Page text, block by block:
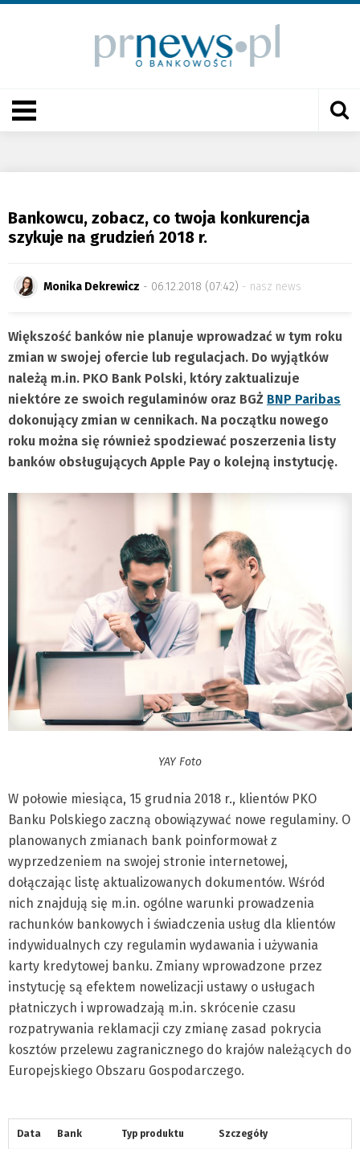
Bankowcu, zobacz, co twoja konkurencja
szykuje na grudzień 2018 r.
Monika Dekrewicz - 06.12.2018 (07:42) nasz news
Większość banków nie planuje wprowadzać w tym roku
zmian w swojej ofercie lub regulacjach. Do wyjątków
należą m.in. PKO Bank Polski, który zaktualizuje
niektóre ze swoich regulaminów oraz BGŻ BNP Paribas
dokonujący zmian w cennikach. Na początku nowego
roku można się również spodziewać poszerzenia listy
banków obsługujących Apple Pay o kolejną instytucję.
YAY Foto
W połowie miesiąca, 15 grudnia 2018 r., klientów PKO
Banku Polskiego zaczną obowiązywać nowe regulaminy. O
planowanych zmianach bank poinformował z
wyprzedzeniem na swojej stronie internetowej,
dołączając listę aktualizowanych dokumentów. Wśród
nich znajdują się m.in. ogólne warunki prowadzenia
rachunków bankowych i świadczenia usług dla klientów
indywidualnych czy regulamin wydawania i używania
karty kredytowej banku. Zmiany wprowadzone przez
instytucję są efektem nowelizacji ustawy o usługach
płatniczych i wprowadzają m.in. skrócenie czasu
rozpatrywania reklamacji czy zmianę zasad pokrycia
kosztów przelewu zagranicznego do krajów należących do
Europejskiego Obszaru Gospodarczego.
Data Bank Typ produktu Szczegóły